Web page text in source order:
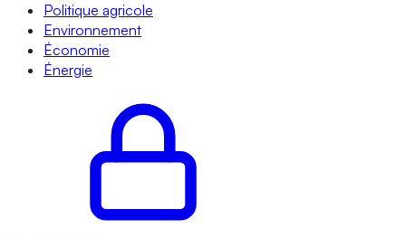
Politique agricole
Environnement
Économie
Énergie